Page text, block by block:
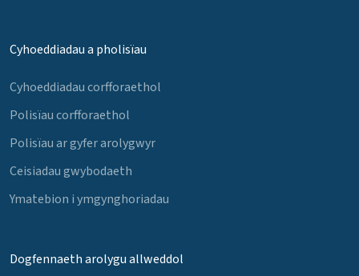
Cyhoeddiadau a pholisïau
Cyhoeddiadau corfforaethol
Polisïau corfforaethol
Polisïau ar gyfer arolygwyr
Ceisiadau gwybodaeth
Ymatebion i ymgynghoriadau
Dogfennaeth arolygu allweddol